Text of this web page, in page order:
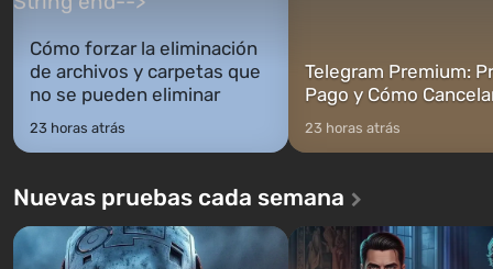
Cómo forzar la eliminación
de archivos y carpetas que
no se pueden eliminar
23 horas atrás
Telegram Premium:
Pago y Cómo
23 horas atrás
Nuevas pruebas cada semana